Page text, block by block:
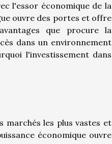
l'essor économique de la
ouvre des portes et offre
que procure la
dans un environnement
l'investissement dans
les plus vastes et
économique ouvre